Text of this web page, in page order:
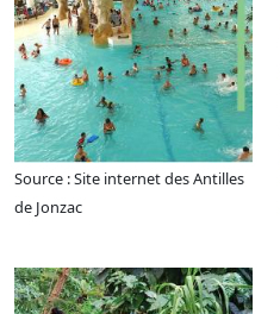
Source : Site internet des Antilles
de Jonzac